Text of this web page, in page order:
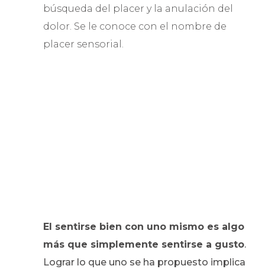
búsqueda del placer y la anulación del
dolor. Se le conoce con el nombre de
placer sensorial.
El sentirse bien con uno mismo es algo
más que simplemente sentirse a gusto.
Lograr lo que uno se ha propuesto implica